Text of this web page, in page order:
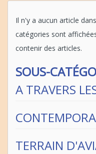
Il n'y a aucun article
catégories sont
contenir des articles.
SOUS-
A TRAVERS
TERRAIN